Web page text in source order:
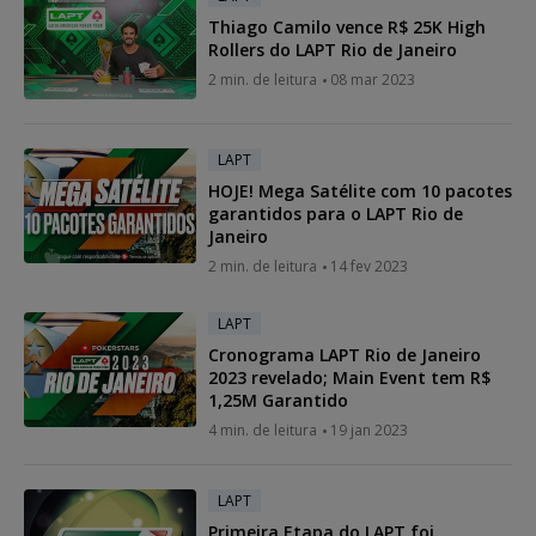
Thiago Camilo vence R$ 25K High
Rollers do LAPT Rio de Janeiro
2 min. de leitura 08 mar 2023
LAPT
HOJE! Mega Satélite com 10 pacotes
garantidos para o LAPT Rio de
Janeiro
2 min. de leitura 14 fev 2023
LAPT
Cronograma LAPT Rio de Janeiro
2023 revelado; Main Event tem R$
1,25M Garantido
4 min. de leitura 19 jan 2023
LAPT